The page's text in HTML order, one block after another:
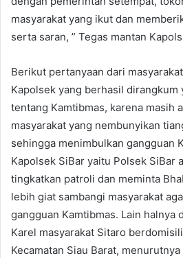
masyarakat yang ikut dan
serta saran, ” Tegas mantan
Berikut pertanyaan dari
Kapolsek yang berhasil dirangkum
tentang Kamtibmas, karena masih
masyarakat yang nembunyikan
sehingga menimbulkan gangguan
Kapolsek SiBar yaitu Polsek SiBar
tingkatkan patroli dan meminta
lebih giat sambangi masyarakat
gangguan Kamtibmas. Lain halnya
Karel masyarakat Sitaro
Kecamatan Siau Barat,